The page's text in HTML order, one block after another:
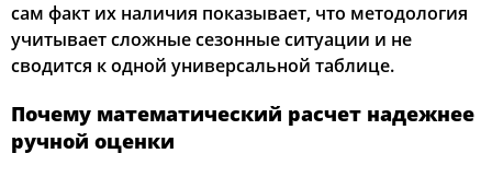
сам факт их наличия показывает, что методология
учитывает сложные сезонные ситуации и не
сводится к одной универсальной таблице.
Почему математический расчет надежнее
ручной оценки